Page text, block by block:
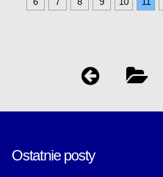
Ostatnie posty